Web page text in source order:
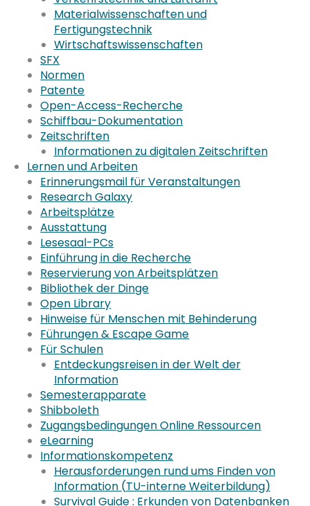
Materialwissenschaften und
Fertigungstechnik
Wirtschaftswissenschaften
SFX
Normen
Patente
Open-Access-Recherche
Schiffbau-Dokumentation
Zeitschriften
Informationen zu digitalen Zeitschriften
Lernen und Arbeiten
Erinnerungsmail für Veranstaltungen
Research Galaxy
Arbeitsplätze
Ausstattung
Lesesaal-PCs
Einführung in die Recherche
Reservierung von Arbeitsplätzen
Bibliothek der Dinge
Open Library
Hinweise für Menschen mit Behinderung
Führungen & Escape Game
Für Schulen
Entdeckungsreisen in der Welt der
Information
Semesterapparate
Shibboleth
Zugangsbedingungen Online Ressourcen
eLearning
Informationskompetenz
Herausforderungen rund ums Finden von
Information (TU-interne Weiterbildung)
Survival Guide : Erkunden von Datenbanken